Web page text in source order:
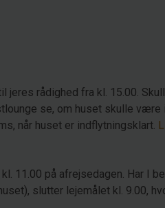
jeres rådighed fra kl. 15.00.
se, om huset skulle være
når huset er indflytningsklart.
11.00 på afrejsedagen. Har I
slutter lejemålet kl. 9.00,